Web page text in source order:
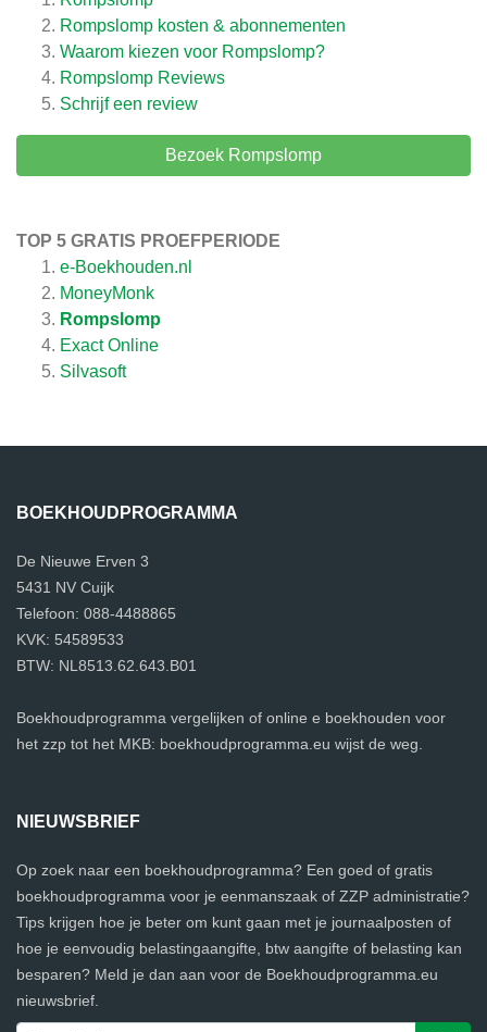
Rompslomp kosten & abonnementen
Waarom kiezen voor Rompslomp?
Rompslomp Reviews
Schrijf een review
Bezoek Rompslomp
TOP 5 GRATIS PROEFPERIODE
e-Boekhouden.nl
MoneyMonk
Rompslomp
Exact Online
Silvasoft
BOEKHOUDPROGRAMMA
De Nieuwe Erven 3
5431 NV Cuijk
Telefoon: 088-4488865
KVK: 54589533
BTW: NL8513.62.643.B01
Boekhoudprogramma vergelijken of online e boekhouden voor
het zzp tot het MKB: boekhoudprogramma.eu wijst de weg.
NIEUWSBRIEF
Op zoek naar een boekhoudprogramma? Een goed of gratis
boekhoudprogramma voor je eenmanszaak of ZZP administratie?
Tips krijgen hoe je beter om kunt gaan met je journaalposten of
hoe je eenvoudig belastingaangifte, btw aangifte of belasting kan
besparen? Meld je dan aan voor de Boekhoudprogramma.eu
nieuwsbrief.